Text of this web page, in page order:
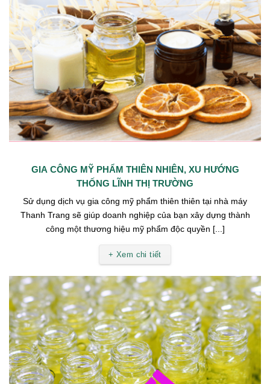
GIA CÔNG MỸ PHẨM THIÊN NHIÊN, XU HƯỚNG
THỐNG LĨNH THỊ TRƯỜNG
Sử dụng dịch vụ gia công mỹ phẩm thiên thiên tại nhà máy
Thanh Trang sẽ giúp doanh nghiệp của bạn xây dựng thành
công một thương hiệu mỹ phẩm độc quyền [...]
+ Xem chi tiết